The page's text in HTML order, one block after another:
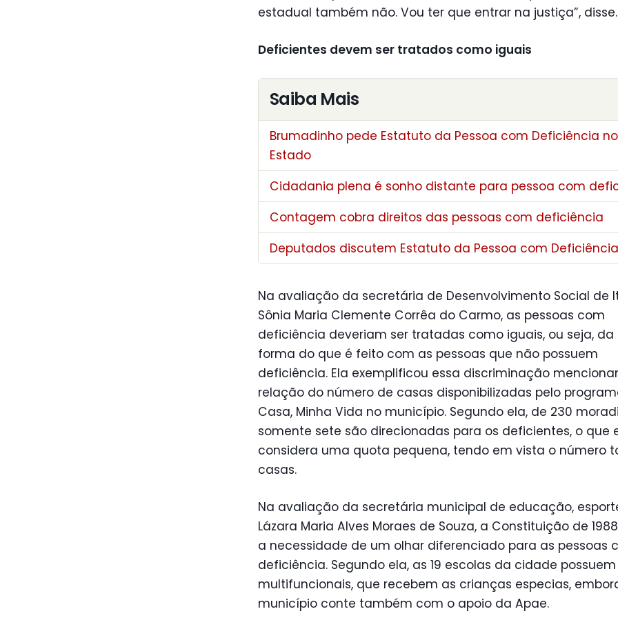
estadual também não. Vou ter que entrar na justiça”, disse.
Deficientes devem ser tratados como iguais
Saiba Mais
Brumadinho pede Estatuto da Pessoa com Deficiência no
Estado
Cidadania plena é sonho distante para pessoa com
Contagem cobra direitos das pessoas com deficiência
Deputados discutem Estatuto da Pessoa com Deficiência
Na avaliação da secretária de Desenvolvimento Social de
Sônia Maria Clemente Corrêa do Carmo, as pessoas com
deficiência deveriam ser tratadas como iguais, ou seja,
forma do que é feito com as pessoas que não possuem
deficiência. Ela exemplificou essa discriminação
relação do número de casas disponibilizadas pelo
Casa, Minha Vida no município. Segundo ela, de 230
somente sete são direcionadas para os deficientes, o que
considera uma quota pequena, tendo em vista o número
casas.
Na avaliação da secretária municipal de educação,
Lázara Maria Alves Moraes de Souza, a Constituição de
a necessidade de um olhar diferenciado para as pessoas
deficiência. Segundo ela, as 19 escolas da cidade
multifuncionais, que recebem as crianças especias,
município conte também com o apoio da Apae.